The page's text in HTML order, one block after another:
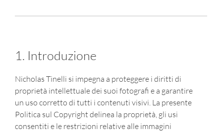
1. Introduzione
Nicholas Tinelli si impegna a proteggere i diritti di
proprietà intellettuale dei suoi fotografi e a garantire
un uso corretto di tutti i contenuti visivi. La presente
Politica sul Copyright delinea la proprietà, gli usi
consentiti e le restrizioni relative alle immagini